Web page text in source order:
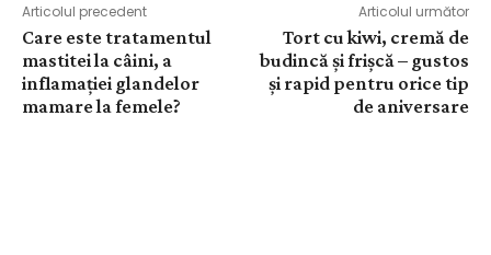
Articolul precedent
Care este tratamentul
mastitei la câini, a
inflamației glandelor
mamare la femele?
Articolul următor
Tort cu kiwi, cremă de
budincă și frișcă – gustos
și rapid pentru orice tip
de aniversare